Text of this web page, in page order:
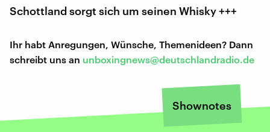
Schottland sorgt sich um seinen Whisky +++
Ihr habt Anregungen, Wünsche, Themenideen? Dann
schreibt uns an unboxingnews@deutschlandradio.de
Shownotes